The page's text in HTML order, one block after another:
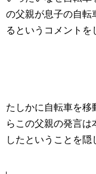
の父親が息子の自転
るというコメントを
たしかに自転車を移
らこの父親の発言
したということを隠